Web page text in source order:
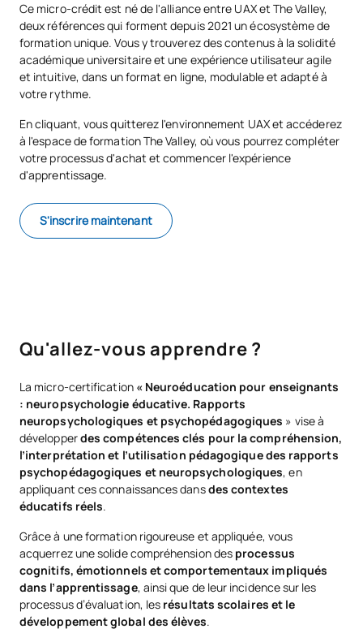
Ce micro-crédit est né de l'alliance entre UAX et The Valley,
deux références qui forment depuis 2021 un écosystème de
formation unique. Vous y trouverez des contenus à la solidité
académique universitaire et une expérience utilisateur agile
et intuitive, dans un format en ligne, modulable et adapté à
votre rythme.
En cliquant, vous quitterez l'environnement UAX et accéderez
à l'espace de formation The Valley, où vous pourrez compléter
votre processus d'achat et commencer l'expérience
d'apprentissage.
S'inscrire maintenant
Qu'allez-vous apprendre ?
La micro-certification « Neuroéducation pour enseignants
: neuropsychologie éducative. Rapports
neuropsychologiques et psychopédagogiques » vise à
développerdes compétences clés pour la compréhension,
l’interprétation et l’utilisation pédagogique des rapports
psychopédagogiques et neuropsychologiques, en
appliquant ces connaissances dansdes contextes
éducatifs réels.
Grâce à une formation rigoureuse et appliquée, vous
acquerrez une solide compréhension des processus
cognitifs, émotionnels et comportementaux impliqués
dans l’apprentissage, ainsi que de leur incidence sur les
processus d’évaluation, les résultats scolaires et le
développement global des élèves.